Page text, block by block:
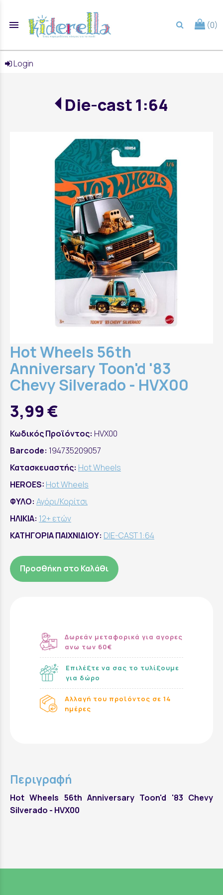
menu (0)
Login
Die-cast 1:64
Hot Wheels 56th
Anniversary Toon'd '83
Chevy Silverado - HVX00
3,99 €
Κωδικός Προϊόντος: HVX00
Barcode: 194735209057
Κατασκευαστής: Hot Wheels
HEROES: Hot Wheels
ΦΥΛΟ: Αγόρι/Κορίτσι
ΗΛΙΚΙΑ: 12+ ετών
ΚΑΤΗΓΟΡΙΑ ΠΑΙΧΝΙΔΙΟΥ: DIE-CAST 1:64
Προσθήκη στο Καλάθι
Δωρεάν μεταφορικά για αγορες
ανω των 60€
Επιλέξτε να σας το τυλίξουμε
για δώρο
Αλλαγή του προϊόντος σε 14
ημέρες
Περιγραφή
Hot Wheels 56th Anniversary Toon'd '83 Chevy
Silverado - HVX00